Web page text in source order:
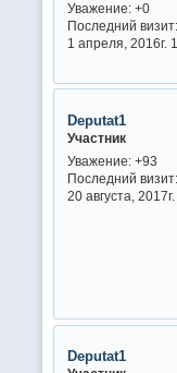
Уважение: +0
Последний визит:
1 апреля, 2016г.
Deputat1
Участник
Уважение: +93
Последний визит:
20 августа,
Deputat1